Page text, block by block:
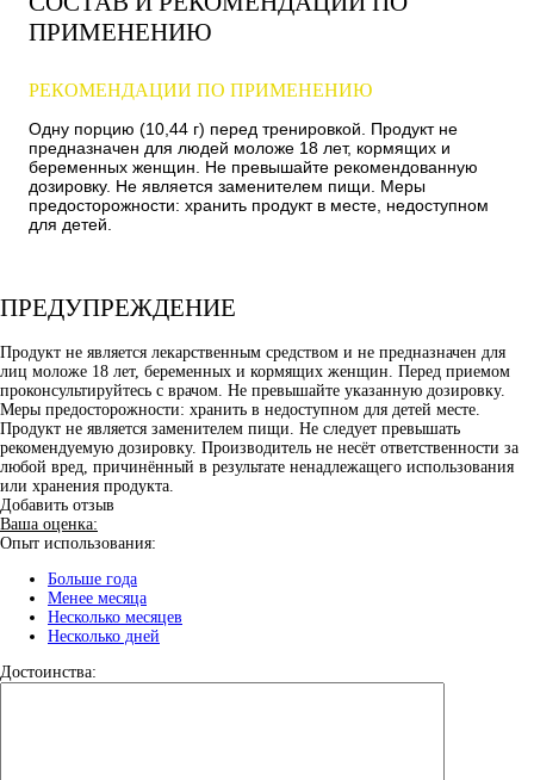
ПРИМЕНЕНИЮ
РЕКОМЕНДАЦИИ ПО ПРИМЕНЕНИЮ
Одну порцию (10,44 г) перед тренировкой. Продукт не
предназначен для людей моложе 18 лет, кормящих и
беременных женщин. Не превышайте рекомендованную
дозировку. Не является заменителем пищи. Меры
предосторожности: хранить продукт в месте, недоступном
для детей.
ПРЕДУПРЕЖДЕНИЕ
Продукт не является лекарственным средством и не предназначен для
лиц моложе 18 лет, беременных и кормящих женщин. Перед приемом
проконсультируйтесь с врачом. Не превышайте указанную дозировку.
Меры предосторожности: хранить в недоступном для детей месте.
Продукт не является заменителем пищи. Не следует превышать
рекомендуемую дозировку. Производитель не несёт ответственности за
любой вред, причинённый в результате ненадлежащего использования
или хранения продукта.
Добавить отзыв
Ваша оценка:
Опыт использования:
Больше года
Менее месяца
Несколько месяцев
Несколько дней
Достоинства: